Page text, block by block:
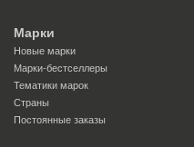
Марки
Новые марки
Марки-бестселлеры
Тематики марок
Страны
Постоянные заказы